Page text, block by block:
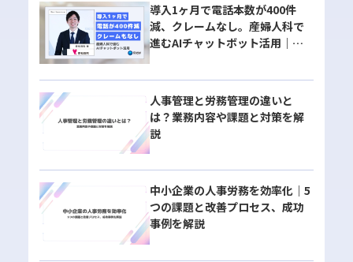
導入1ヶ月で電話本数が400件
減、クレームなし。産婦人科で
進むAIチャットボット活用｜愛
人事管理と労務管理の違いと
は？業務内容や課題と対策を解
説
中小企業の人事労務を効率化｜5
つの課題と改善プロセス、成功
事例を解説